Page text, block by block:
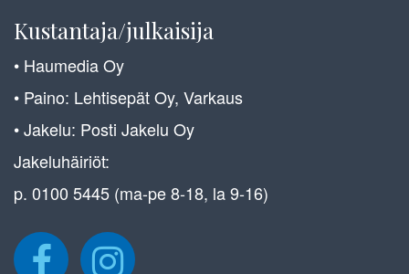
Kustantaja/julkaisija
• Haumedia Oy
• Paino: Lehtisepät Oy, Varkaus
• Jakelu: Posti Jakelu Oy
Jakeluhäiriöt:
p. 0100 5445 (ma-pe 8-18, la 9-16)